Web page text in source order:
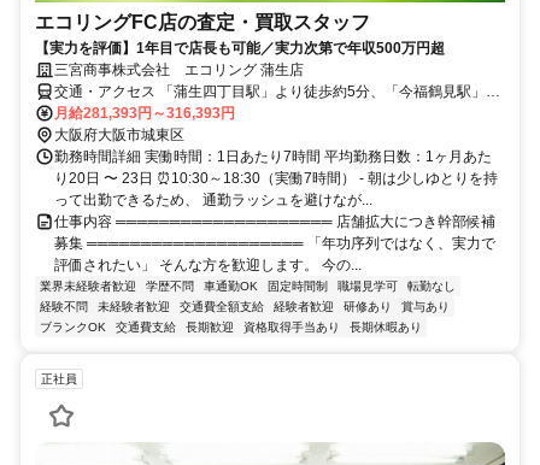
エコリングFC店の査定・買取スタッフ
【実力を評価】1年目で店長も可能／実力次第で年収500万円超
三宮商事株式会社 エコリング 蒲生店
交通・アクセス 「蒲生四丁目駅」より徒歩約5分、「今福鶴見駅」か
ら徒歩約10分、「野江駅」から徒歩約13分
月給281,393円～316,393円
大阪府大阪市城東区
勤務時間詳細 実働時間：1日あたり7時間 平均勤務日数：1ヶ月あた
り20日 〜 23日 ⏰10:30～18:30（実働7時間） - 朝は少しゆとりを持
って出勤できるため、 通勤ラッシュを避けなが...
仕事内容 ════════════════════ 店舗拡大につき幹部候補
募集 ════════════════════ 「年功序列ではなく、実力で
評価されたい」 そんな方を歓迎します。 今の...
業界未経験者歓迎 学歴不問 車通勤OK 固定時間制 職場見学可
転勤なし
経験不問
未経験者歓迎 交通費全額支給 経験者歓迎 研修あり
賞与あり
ブランクOK
交通費支給 長期歓迎 資格取得手当あり 長期休暇あり
正社員